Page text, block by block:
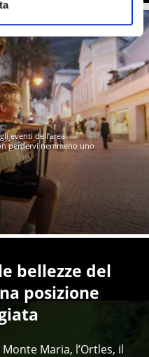
eventi dell’area
perdervi nemmeno uno
bellezze del
posizione
Monte Maria, l’Ortles, il